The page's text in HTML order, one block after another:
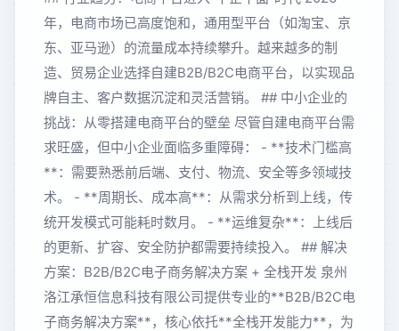
年，电商市场已高度饱和，通用型平台（如淘宝、京
东、亚马逊）的流量成本持续攀升。越来越多的制
造、贸易企业选择自建B2B/B2C电商平台，以实现品
牌自主、客户数据沉淀和灵活营销。 ## 中小企业的
挑战：从零搭建电商平台的壁垒 尽管自建电商平台需
求旺盛，但中小企业面临多重障碍： - **技术门槛高
**：需要熟悉前后端、支付、物流、安全等多领域技
术。 - **周期长、成本高**：从需求分析到上线，传
统开发模式可能耗时数月。 - **运维复杂**：上线后
的更新、扩容、安全防护都需要持续投入。 ## 解决
方案：B2B/B2C电子商务解决方案 + 全栈开发 泉州
洛江承恒信息科技有限公司提供专业的**B2B/B2C电
子商务解决方案**，核心依托**全栈开发能力**，为